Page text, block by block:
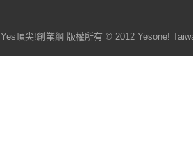
Yes頂尖!創業網 版權所有 © 2012 Yesone!